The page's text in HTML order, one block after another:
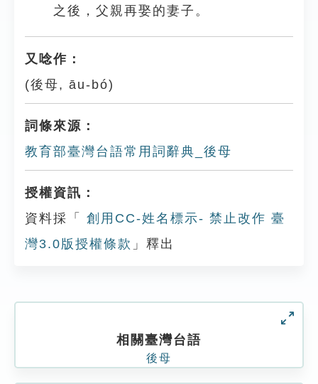
之後，父親再娶的妻子。
又唸作：
(後母, āu-bó)
詞條來源：
教育部臺灣台語常用詞辭典_後母
授權資訊：
資料採「
創用CC-姓名標示- 禁止改作 臺
灣3.0版授權條款 」釋出
相關臺灣台語
後母